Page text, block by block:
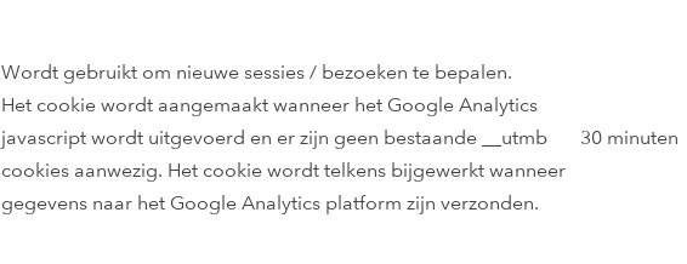
Wordt gebruikt om nieuwe sessies / bezoeken te bepalen.
Het cookie wordt aangemaakt wanneer het Google Analytics
javascript wordt uitgevoerd en er zijn geen bestaande __utmb
cookies aanwezig. Het cookie wordt telkens bijgewerkt wanneer
gegevens naar het Google Analytics platform zijn verzonden.
30 minuten